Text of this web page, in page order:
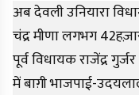
अब देवली उनियारा
चंद्र मीणा लगभग
पूर्व विधायक राजेंद्र
में बाग़ी भाजपाई-